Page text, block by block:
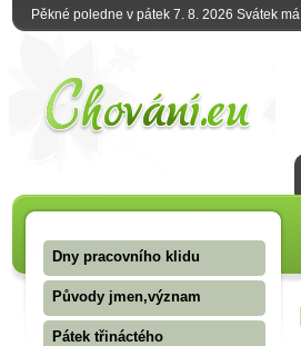
Pěkné poledne v pátek 7. 8. 2026 Svátek má
Dny pracovního klidu
Původy jmen,význam
Pátek třináctého